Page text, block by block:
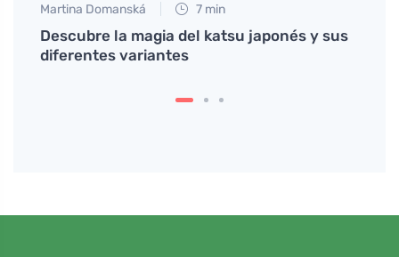
Martina Domanská 7 min
Descubre la magia del katsu japonés y sus
diferentes variantes